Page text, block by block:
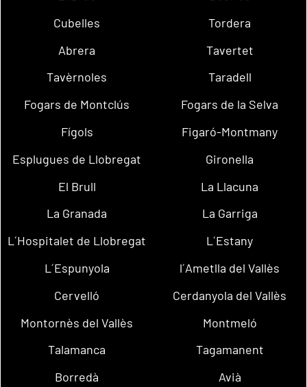
Cubelles
Tordera
Abrera
Tavertet
Tavèrnoles
Taradell
Fogars de Montclús
Fogars de la Selva
Fígols
Figaró-Montmany
Esplugues de Llobregat
Gironella
El Brull
La Llacuna
La Granada
La Garriga
L´Hospitalet de Llobregat
L´Estany
L´Espunyola
l´Ametlla del Vallès
Cervelló
Cerdanyola del Vallès
Montornès del Vallès
Montmeló
Talamanca
Tagamanent
Borredà
Avià